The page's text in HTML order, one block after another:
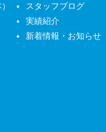
スタッフブログ
実績紹介
新着情報・お知らせ